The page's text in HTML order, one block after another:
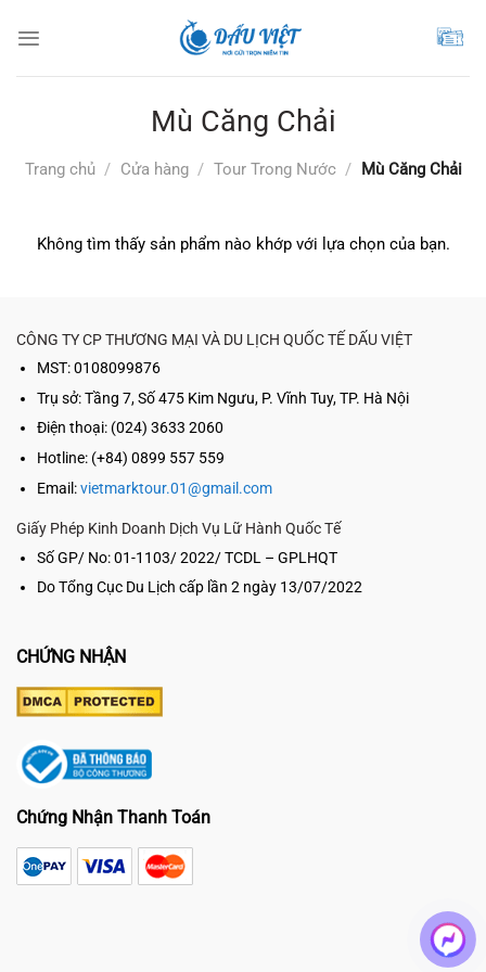
đến
Mù Căng Chải
Trang chủ / Cửa hàng / Tour Trong Nước / Mù Căng Chải
Không tìm thấy sản phẩm nào khớp với lựa chọn của bạn.
CÔNG TY CP THƯƠNG MẠI VÀ DU LỊCH QUỐC TẾ DẤU VIỆT
MST: 0108099876
Trụ sở:Tầng 7, Số 475 Kim Ngưu, P. Vĩnh Tuy, TP. Hà Nội
Điện thoại: (024) 3633 2060
Hotline: (+84) 0899 557 559
Email:vietmarktour.01@gmail.com
Giấy Phép Kinh Doanh Dịch Vụ Lữ Hành Quốc Tế
Số GP/ No: 01-1103/ 2022/ TCDL – GPLHQT
Do Tổng Cục Du Lịch cấp lần 2 ngày 13/07/2022
CHỨNG NHẬN
Chứng Nhận Thanh Toán